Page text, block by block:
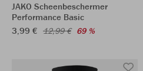
JAKO Scheenbeschermer
Performance Basic
3,99 € 12,99 € 69 %